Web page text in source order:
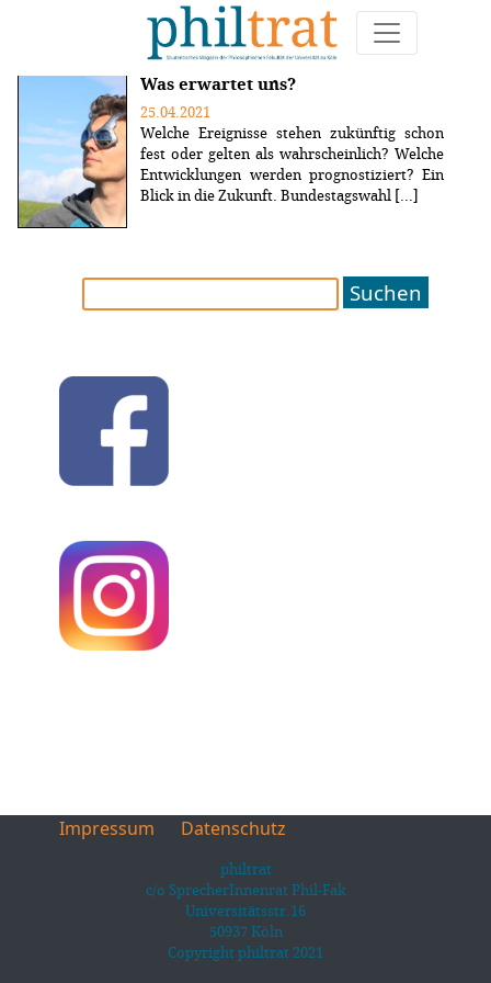
Weitere Artikel zum Thema "Ereignisse"
Was erwartet uns?
25.04.2021
Welche Ereignisse stehen zukünftig schon
fest oder gelten als wahrscheinlich? Welche
Entwicklungen werden prognostiziert? Ein
Blick in die Zukunft. Bundestagswahl [...]
Suchen
Impressum Datenschutz
philtrat
c/o SprecherInnenrat Phil-Fak
Universitätsstr.16
50937 Köln
Copyright philtrat 2021